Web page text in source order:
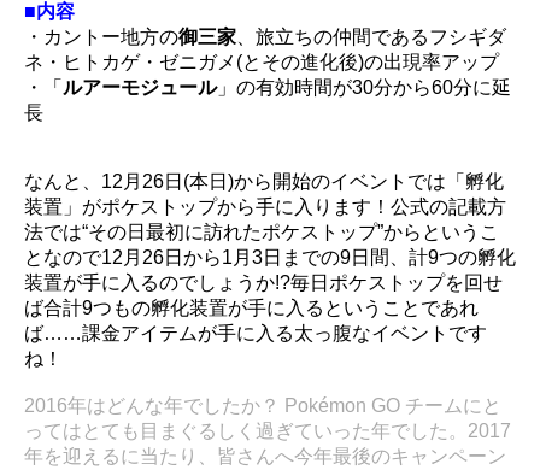
■内容
・カントー地方の御三家、旅立ちの仲間であるフシギダ
ネ・ヒトカゲ・ゼニガメ(とその進化後)の出現率アップ
・「 ルアーモジュール」の有効時間が30分から60分に延
長
なんと、12月26日(本日)から開始のイベントでは「孵化
装置」がポケストップから手に入ります！公式の記載方
法では“その日最初に訪れたポケストップ”からというこ
となので12月26日から1月3日までの9日間、計9つの孵化
装置が手に入るのでしょうか!?毎日ポケストップを回せ
ば合計9つもの孵化装置が手に入るということであれ
ば……課金アイテムが手に入る太っ腹なイベントです
ね！
2016年はどんな年でしたか？ Pokémon GO チームにと
ってはとても目まぐるしく過ぎていった年でした。2017
年を迎えるに当たり、皆さんへ今年最後のキャンペーン